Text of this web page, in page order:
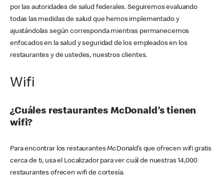
por las autoridades de salud federales. Seguiremos evaluando
todas las medidas de salud que hemos implementado y
ajustándolas según corresponda mientras permanecemos
enfocados en la salud y seguridad de los empleados en los
restaurantes y de ustedes, nuestros clientes.
Wifi
¿Cuáles restaurantes McDonald’s tienen
wifi?
Para encontrar los restaurantes McDonald’s que ofrecen wifi gratis
cerca de ti, usa el Localizador para ver cuál de nuestras 14,000
restaurantes ofrecen wifi de cortesía.